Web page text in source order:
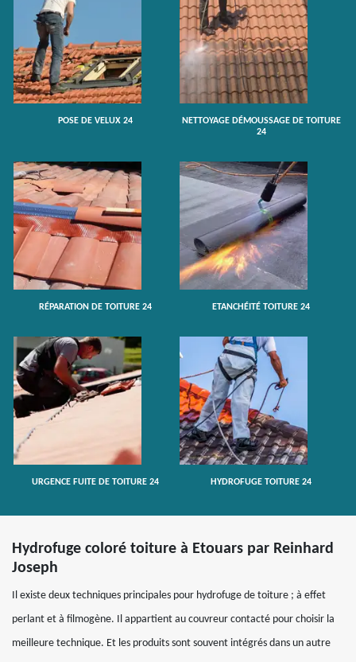
POSE DE VELUX 24
NETTOYAGE DÉMOUSSAGE DE TOITURE
24
RÉPARATION DE TOITURE 24 ETANCHÉITÉ TOITURE 24
URGENCE FUITE DE TOITURE 24 HYDROFUGE TOITURE 24
Hydrofuge coloré toiture à Etouars par Reinhard
Joseph
Il existe deux techniques principales pour hydrofuge de toiture ; à effet
perlant et à filmogène. Il appartient au couvreur contacté pour choisir la
meilleure technique. Et les produits sont souvent intégrés dans un autre